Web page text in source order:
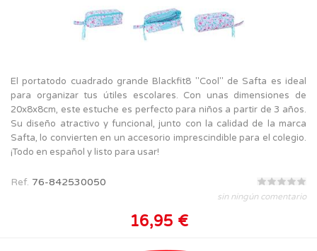
El portatodo cuadrado grande Blackfit8 "Cool" de Safta es ideal
para organizar tus útiles escolares. Con unas dimensiones de
20x8x8cm, este estuche es perfecto para niños a partir de 3 años.
Su diseño atractivo y funcional, junto con la calidad de la marca
Safta, lo convierten en un accesorio imprescindible para el colegio.
¡Todo en español y listo para usar!
Ref. 76-842530050
sin ningún comentario
16,95 €